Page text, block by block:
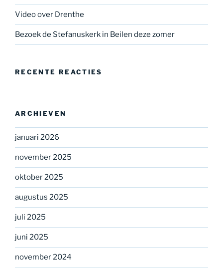
Video over Drenthe
Bezoek de Stefanuskerk in Beilen deze zomer
RECENTE REACTIES
ARCHIEVEN
januari 2026
november 2025
oktober 2025
augustus 2025
juli 2025
juni 2025
november 2024